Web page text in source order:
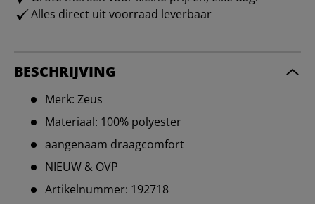
Alles direct uit voorraad leverbaar
BESCHRIJVING
Merk: Zeus
Materiaal: 100% polyester
aangenaam draagcomfort
NIEUW & OVP
Artikelnummer: 192718